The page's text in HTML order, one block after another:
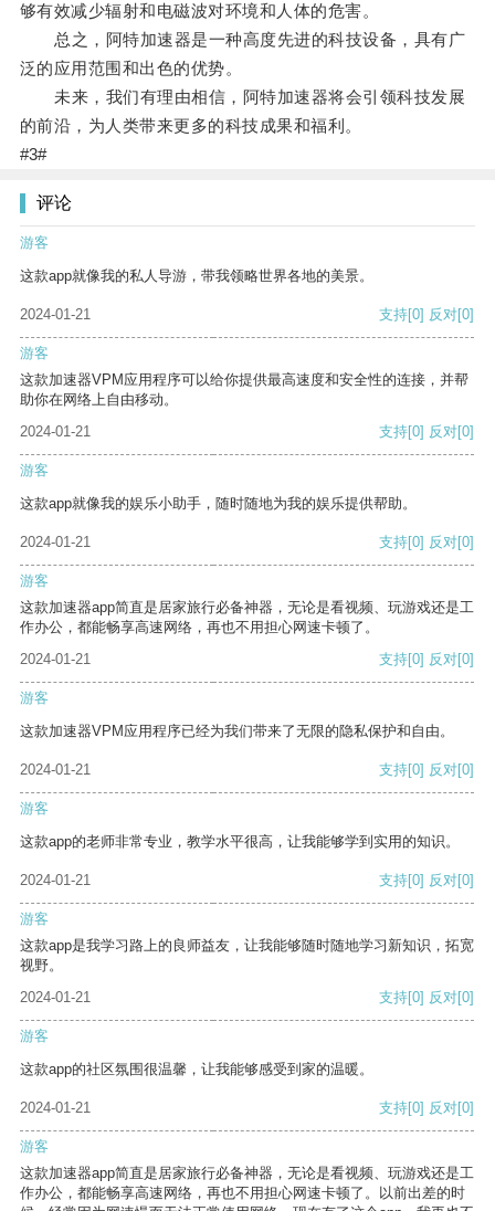
够有效减少辐射和电磁波对环境和人体的危害。
总之，阿特加速器是一种高度先进的科技设备，具有广
泛的应用范围和出色的优势。
未来，我们有理由相信，阿特加速器将会引领科技发展
的前沿，为人类带来更多的科技成果和福利。
#3#
评论
游客
这款app就像我的私人导游，带我领略世界各地的美景。
2024-01-21 支持[0] 反对[0]
游客
这款加速器VPM应用程序可以给你提供最高速度和安全性的连接，并帮
助你在网络上自由移动。
2024-01-21
支持[0] 反对[0]
游客
这款app就像我的娱乐小助手，随时随地为我的娱乐提供帮助。
2024-01-21 支持[0] 反对[0]
游客
这款加速器app简直是居家旅行必备神器，无论是看视频、玩游戏还是工
作办公，都能畅享高速网络，再也不用担心网速卡顿了。
2024-01-21
支持[0] 反对[0]
游客
这款加速器VPM应用程序已经为我们带来了无限的隐私保护和自由。
2024-01-21 支持[0] 反对[0]
游客
这款app的老师非常专业，教学水平很高，让我能够学到实用的知识。
2024-01-21 支持[0] 反对[0]
游客
这款app是我学习路上的良师益友，让我能够随时随地学习新知识，拓宽
视野。
2024-01-21
支持[0] 反对[0]
游客
这款app的社区氛围很温馨，让我能够感受到家的温暖。
2024-01-21 支持[0] 反对[0]
游客
这款加速器app简直是居家旅行必备神器，无论是看视频、玩游戏还是工
作办公，都能畅享高速网络，再也不用担心网速卡顿了。以前出差的时